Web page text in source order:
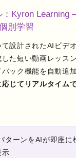
：Kyron Learning
別学習
設計されたAIビデ
た短い動画レッス
ック機能を自動追加
じてリアルタイム
ターンをAIが即座に
示